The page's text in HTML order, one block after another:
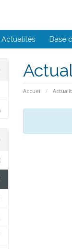
Actualités Base
Accueil